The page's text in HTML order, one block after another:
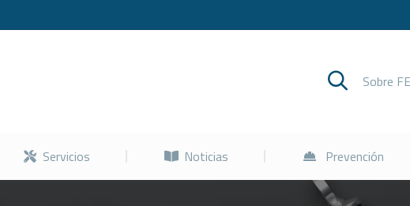
Sobre
Servicios Noticias Prevención
Cursos Servicios Noticias